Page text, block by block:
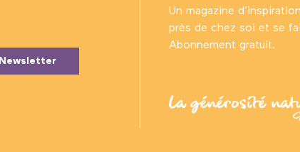
Newsletter
Un magazine
près de chez soi et se
Abonnement gratuit.